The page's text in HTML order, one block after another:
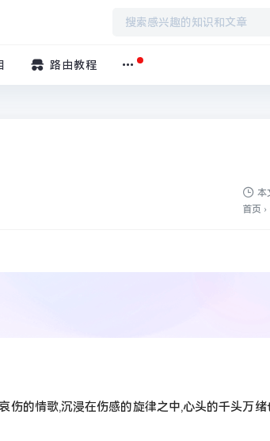
路由教程
本
首页 ›
伤的情歌,沉浸在伤感的旋律之中,心头的千头万